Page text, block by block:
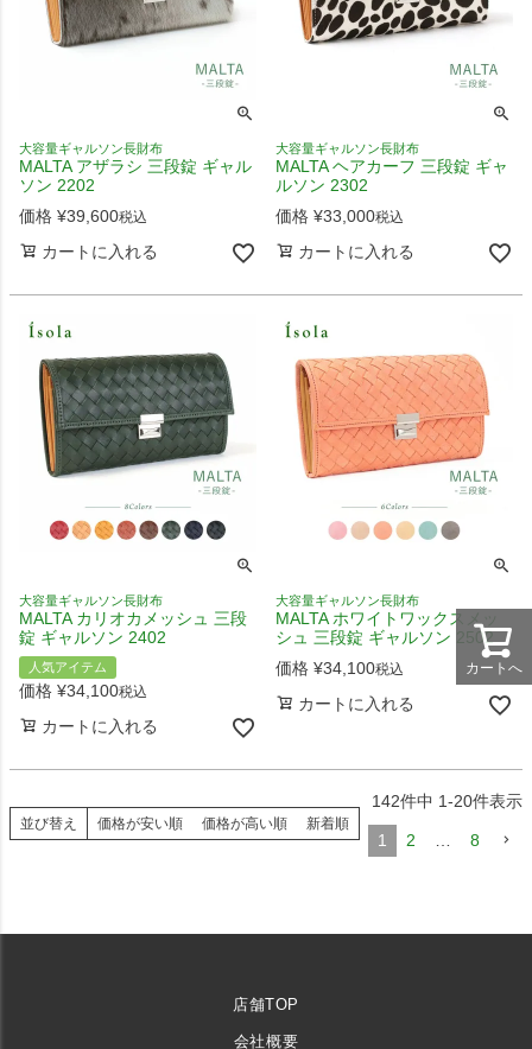
大容量ギャルソン長財布
MALTA アザラシ 三段錠 ギャル
ソン 2202
価格 ¥39,600税込
カートに入れる
大容量ギャルソン長財布
MALTA ヘアカーフ 三段錠 ギャ
ルソン 2302
価格 ¥33,000税込
カートに入れる
大容量ギャルソン長財布
MALTA カリオカメッシュ 三段
錠 ギャルソン 2402
人気アイテム
価格 ¥34,100税込
カートに入れる
大容量ギャルソン長財布
MALTA ホワイトワックスメッ
シュ 三段錠 ギャルソン 2502
価格 ¥34,100税込
カートに入れる
並び替え 価格が安い順 価格が高い順 新着順
142件中 1-20件表示
1 2 8
カートへ
店舗TOP
会社概要